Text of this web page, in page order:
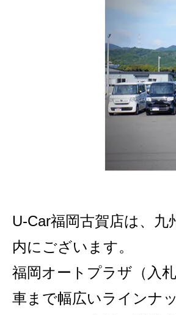
U-Car福岡古賀店は、
内にございます。
福岡オートプラザ（入
車まで幅広いラインナ